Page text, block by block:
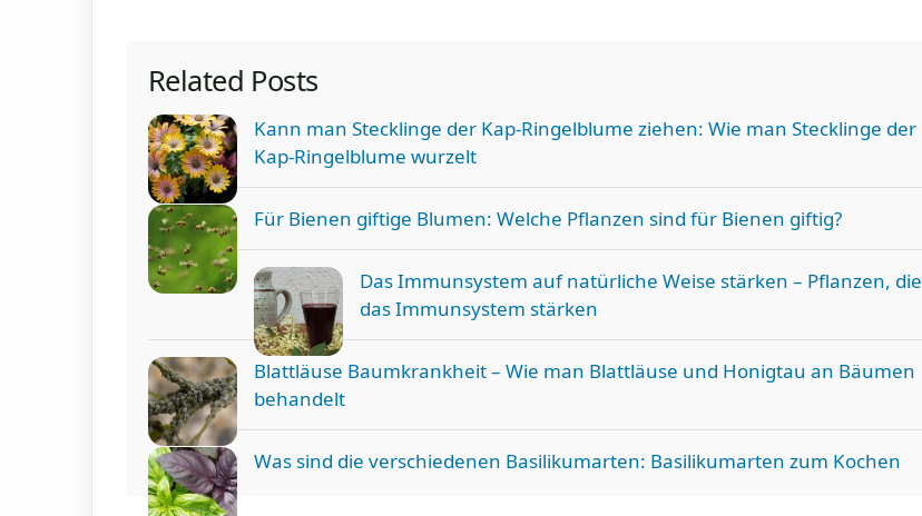
Related Posts
Kann man Stecklinge der Kap-Ringelblume ziehen: Wie man Stecklinge der
Kap-Ringelblume wurzelt
Für Bienen giftige Blumen: Welche Pflanzen sind für Bienen giftig?
Das Immunsystem auf natürliche Weise stärken – Pflanzen, die
das Immunsystem stärken
Blattläuse Baumkrankheit – Wie man Blattläuse und Honigtau an Bäumen
behandelt
Was sind die verschiedenen Basilikumarten: Basilikumarten zum Kochen